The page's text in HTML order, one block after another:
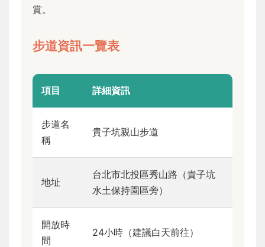
賞。
步道資訊一覽表
項目 詳細資訊
步道名
稱
貴子坑親山步道
地址
台北市北投區秀山路（貴子坑
水土保持園區旁）
開放時
間
24小時（建議白天前往）